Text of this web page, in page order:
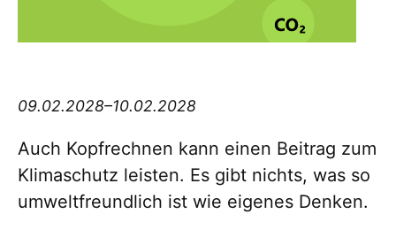
09.02.2028–10.02.2028
Auch Kopfrechnen kann einen Beitrag zum
Klimaschutz leisten. Es gibt nichts, was so
umweltfreundlich ist wie eigenes Denken.